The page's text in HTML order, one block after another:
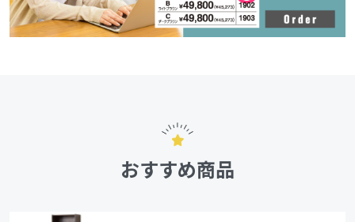
おすすめ商品